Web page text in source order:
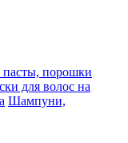
пасты, порошки
для волос на
Шампуни,